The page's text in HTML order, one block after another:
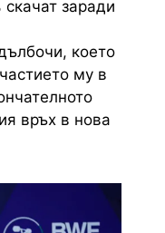
заради
което
му в
връх в нова